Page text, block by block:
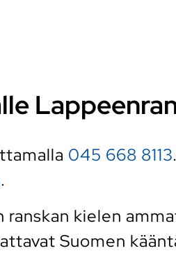
045 668 8113
.
kielen
Suomen